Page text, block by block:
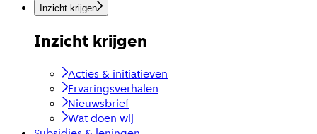
Inzicht krijgen
Inzicht krijgen
Acties & initiatieven
Ervaringsverhalen
Nieuwsbrief
Wat doen wij